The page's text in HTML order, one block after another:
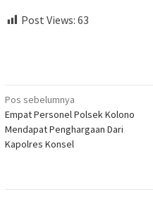
Post Views: 63
Navigasi
pos
Pos sebelumnya
Empat Personel Polsek Kolono
Mendapat Penghargaan Dari
Kapolres Konsel